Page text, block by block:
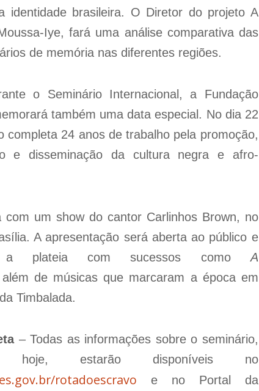
identidade brasileira. O Diretor do projeto A
Iye, fará uma análise comparativa das
de memória nas diferentes regiões.
o Seminário Internacional, a Fundação
também uma data especial. No dia 22
completa 24 anos de trabalho pela promoção,
e disseminação da cultura negra e afro-
com um show do cantor Carlinhos Brown, no
A apresentação será aberta ao público e
a plateia com sucessos como A
de músicas que marcaram a época em
Timbalada.
– Todas as informações sobre o seminário,
estarão disponíveis no
rotadoescravo e no Portal da